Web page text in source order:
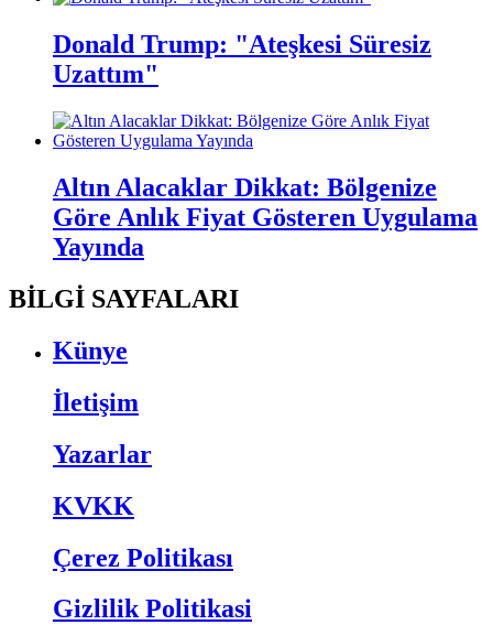
Donald Trump: "Ateşkesi Süresiz
Uzattım"
Altın Alacaklar Dikkat: Bölgenize
Göre Anlık Fiyat Gösteren Uygulama
Yayında
BİLGİ SAYFALARI
Künye
İletişim
Yazarlar
KVKK
Çerez Politikası
Gizlilik Politikasi